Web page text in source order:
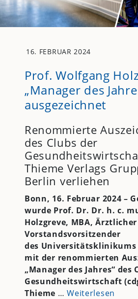
16. FEBRUAR 2024
Prof. Wolfgang
„Manager des
ausgezeichnet
Renommierte
des Clubs der
Thieme Verlags
Berlin verliehen
Bonn, 16. Februar 2024 –
wurde Prof. Dr. Dr. h. c.
Holzgreve, MBA,
Vorstandsvorsitzender
des Universitätsklinikums
mit der renommierten
„Manager des Jahres“ des
Gesundheitswirtschaft
Thieme …Weiterlesen